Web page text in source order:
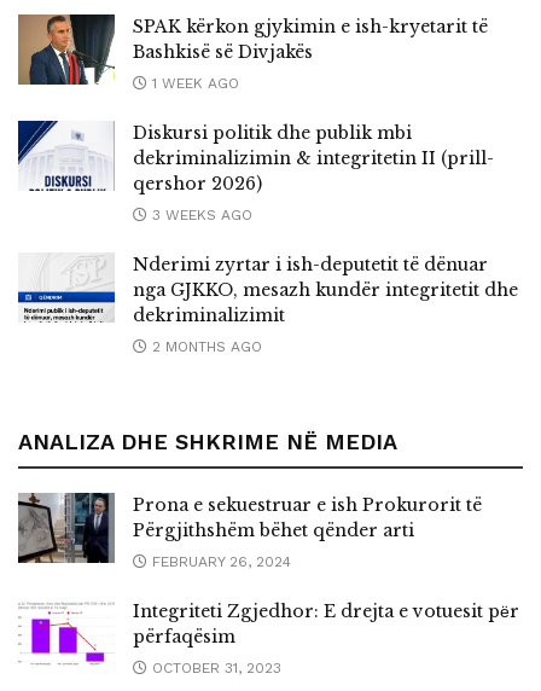
SPAK kërkon gjykimin e ish-kryetarit të
Bashkisë së Divjakës
1 WEEK AGO
Diskursi politik dhe publik mbi
dekriminalizimin & integritetin II (prill-
qershor 2026)
3 WEEKS AGO
Nderimi zyrtar i ish-deputetit të dënuar
nga GJKKO, mesazh kundër integritetit dhe
dekriminalizimit
2 MONTHS AGO
ANALIZA DHE SHKRIME NË MEDIA
Prona e sekuestruar e ish Prokurorit të
Përgjithshëm bëhet qënder arti
FEBRUARY 26, 2024
Integriteti Zgjedhor: E drejta e votuesit pёr
përfaqësim
OCTOBER 31, 2023